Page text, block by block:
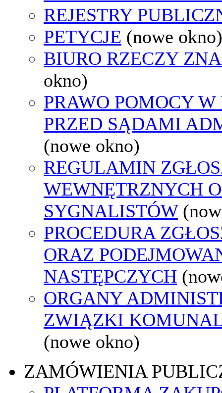
REJESTRY
PETYCJE (nowe okno)
BIURO RZECZY
okno)
PRAWO POMOCY
PRZED SĄDAMI
(nowe okno)
REGULAMIN
WEWNĘTRZNYCH
SYGNALISTÓW
PROCEDURA
ORAZ
NASTĘPCZYCH
ORGANY
ZWIĄZKI
(nowe okno)
ZAMÓWIENIA